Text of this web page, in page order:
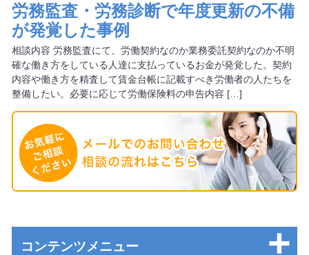
労務監査・労務診断で年度更新の不備
が発覚した事例
相談内容 労務監査にて、労働契約なのか業務委託契約なのか不明
確な働き方をしている人達に支払っているお金が発覚した。契約
内容や働き方を精査して賃金台帳に記載すべき労働者の人たちを
整備したい。必要に応じて労働保険料の申告内容 […]
コンテンツメニュー